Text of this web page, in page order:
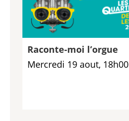
Raconte-moi l’orgue
Mercredi 19 aout, 18h00